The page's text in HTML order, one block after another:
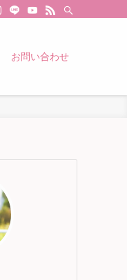
お問い合わせ